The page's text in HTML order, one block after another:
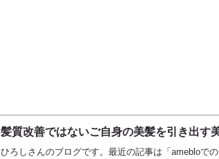
髪質改善ではないご自身の美髪を引き出す
ひろしさんのブログです。最近の記事は「amebloで